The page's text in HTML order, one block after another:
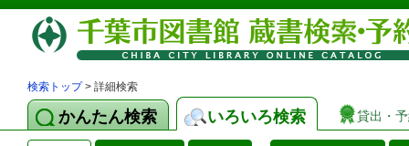
検索トップ> 詳細検索
かんたん検索 いろいろ検索 貸出・